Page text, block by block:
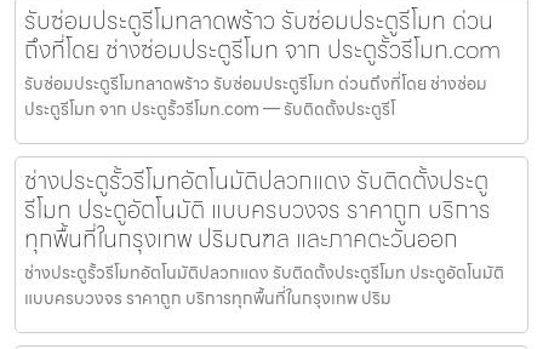
รับซ่อมประตูรีโมทลาดพร้าว รับซ่อมประตูรีโมท ด่วน
ถึงที่โดย ช่างซ่อมประตูรีโมท จาก ประตูรั้วรีโมท.com
รับซ่อมประตูรีโมทลาดพร้าว รับซ่อมประตูรีโมท ด่วนถึงที่โดย ช่างซ่อม
ประตูรีโมท จาก ประตูรั้วรีโมท.com — รับติดตั้งประตูรีโ
ช่างประตูรั้วรีโมทอัตโนมัติปลวกแดง รับติดตั้งประตู
รีโมท ประตูอัตโนมัติ แบบครบวงจร ราคาถูก บริการ
ทุกพื้นที่ในกรุงเทพ ปริมณฑล และภาคตะวันออก
ช่างประตูรั้วรีโมทอัตโนมัติปลวกแดง รับติดตั้งประตูรีโมท ประตูอัตโนมัติ
แบบครบวงจร ราคาถูก บริการทุกพื้นที่ในกรุงเทพ ปริม